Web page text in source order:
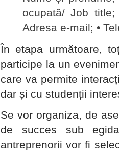
ocupată/ Job title;
Adresa e-mail; •
În etapa următoare,
participe la un
care va permite
dar și cu studenții
Se vor organiza, de
de succes sub
antreprenorii vor fi